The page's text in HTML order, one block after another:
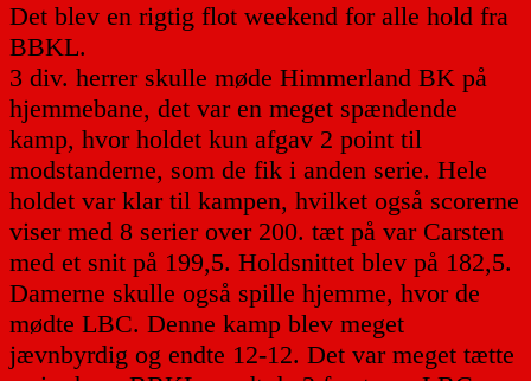
Det blev en rigtig flot weekend for alle hold fra
BBKL.
3 div. herrer skulle møde Himmerland BK på
hjemmebane, det var en meget spændende
kamp, hvor holdet kun afgav 2 point til
modstanderne, som de fik i anden serie. Hele
holdet var klar til kampen, hvilket også scorerne
viser med 8 serier over 200. tæt på var Carsten
med et snit på 199,5. Holdsnittet blev på 182,5.
Damerne skulle også spille hjemme, hvor de
mødte LBC. Denne kamp blev meget
jævnbyrdig og endte 12-12. Det var meget tætte